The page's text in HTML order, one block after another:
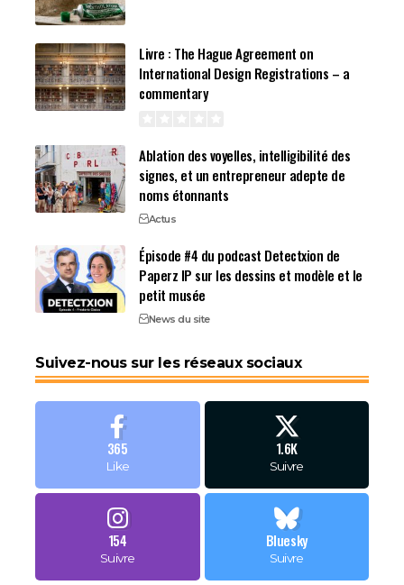
Livre : The Hague Agreement on
International Design Registrations – a
commentary
Ablation des voyelles, intelligibilité des
signes, et un entrepreneur adepte de
noms étonnants
Actus
Épisode #4 du podcast Detectxion de
Paperz IP sur les dessins et modèle et le
petit musée
News du site
Suivez-nous sur les réseaux sociaux
365
Like
1.6K
Suivre
154
Suivre
Bluesky
Suivre